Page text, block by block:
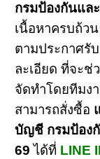
กรมป้องกันแล
เนื้อหาครบถ้ว
ตามประกาศรั
ละเอียด ที่จะ
จัดทำโดยทีมง
สามารถสั่งซื้อ
บัญชี กรมป้อง
69 ได้ที่ LINE